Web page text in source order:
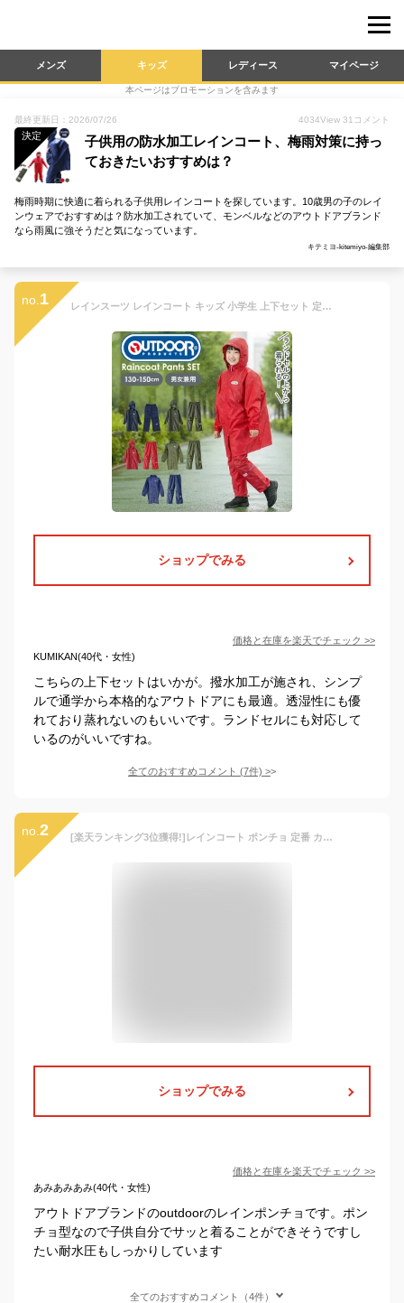
メンズ キッズ レディース マイページ
本ページはプロモーションを含みます
最終更新日：2026/07/26 4034View 31 コメント
決定
子供用の防水加工レインコート、梅雨対策に持っ
ておきたいおすすめは？
梅雨時期に快適に着られる子供用レインコートを探しています。10歳男の子のレイ
ンウェアでおすすめは？防水加工されていて、モンベルなどのアウトドアブランド
なら雨風に強そうだと気になっています。
キテミヨ-kitemiyo-編集部
no. 1 レインスーツ レインコート キッズ 小学生 上下セット 定番 雨具 カッパ 合羽 レインスーツ 撥水加工 通学 自転車 子供用 レインポンチョ レインパンツ レインパーカ OUTDOOR アウトドア 上下
ショップでみる
価格と在庫を楽天でチェック >>
KUMIKAN(40代・女性)
こちらの上下セットはいかが。撥水加工が施され、シンプ
ルで通学から本格的なアウトドアにも最適。透湿性にも優
れており蒸れないのもいいです。ランドセルにも対応して
いるのがいいですね。
全てのおすすめコメント (7件) >
no. 2 [楽天ランキング3位獲得!]レインコート ポンチョ 定番 カッパ キッズ レインポンチョ 合羽 定番 かっぱ レインウェア 雨具 コンパクト 撥水加工 通学 自転車 ポンチョ 子供用 Outdoor Products
ショップでみる
価格と在庫を楽天でチェック >>
あみあみあみ(40代・女性)
アウトドアブランドのoutdoorのレインポンチョです。ポン
チョ型なので子供自分でサッと着ることができそうですし
たい耐水圧もしっかりしています
全てのおすすめコメント（4件）